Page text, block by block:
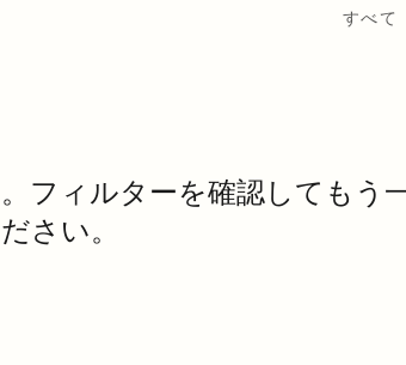
すべて
フィルターを確認してもう
さい。